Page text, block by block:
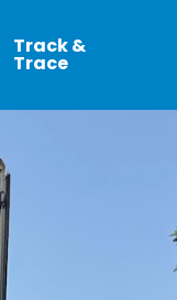
Track &
Trace